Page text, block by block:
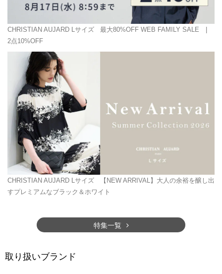
CHRISTIAN AUJARD Lサイズ 最大80%OFF WEB FAMILY SALE |
2点10%OFF
CHRISTIAN AUJARD Lサイズ 【NEW ARRIVAL】大人の余裕を醸し出
すプレミアムなブラック＆ホワイト
特集一覧
取り扱いブランド